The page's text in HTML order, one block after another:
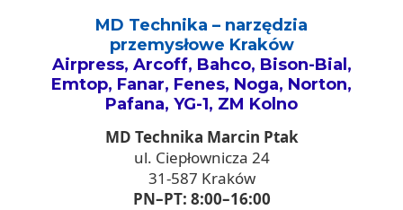
MD Technika – narzędzia
przemysłowe Kraków
Airpress, Arcoff, Bahco, Bison-Bial,
Emtop, Fanar, Fenes, Noga, Norton,
Pafana, YG-1, ZM Kolno
MD Technika Marcin Ptak
ul. Ciepłownicza 24
31-587 Kraków
PN–PT: 8:00–16:00